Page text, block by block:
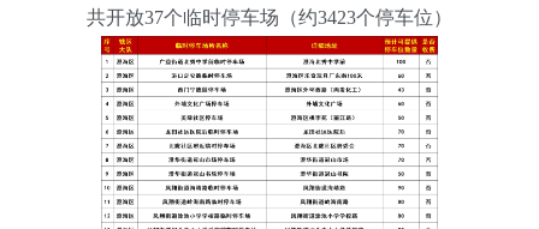
共开放37个临时停车场（约3423个停车位）